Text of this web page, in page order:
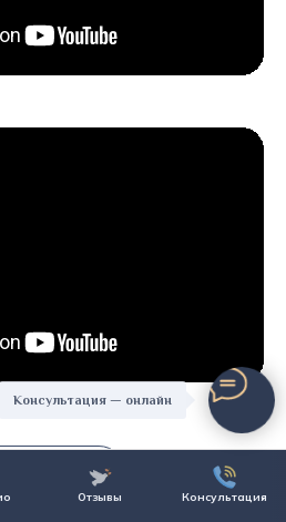
Отзывы Консультация
Консультация — онлайн
ещё